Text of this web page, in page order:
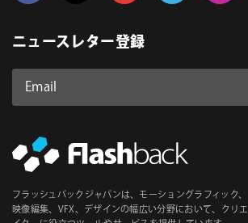
ニュースレター登録
Email
ス
必
須
フラッシュバックジャパンは、モーショングラフィック、
映像編集、VFX、デザインの幅広い分野において、クリエ